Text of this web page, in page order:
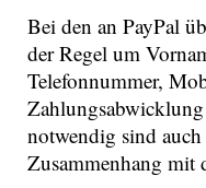
Bei den an PayPal
der Regel um
Telefonnummer,
notwendig sind
Zusammenhang mit